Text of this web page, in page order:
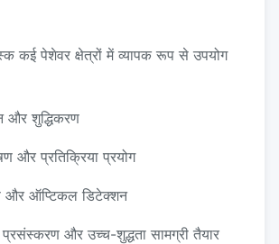
कई पेशेवर क्षेत्रों में व्यापक रूप से उपयोग
और शुद्धिकरण
और प्रतिक्रिया प्रयोग
और ऑप्टिकल डिटेक्शन
और उच्च-शुद्धता सामग्री तैयार